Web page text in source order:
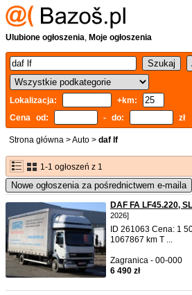
Ulubione ogłoszenia, Moje ogłoszenia
Lokalizacja:
+km:
Cena od:
- do: zł
Strona główna >Auto > daf lf
1-1 ogłoszeń z 1
Nowe ogłoszenia za pośrednictwem e-maila
DAF FA LF45.220,
2026]
ID 261063 Cena: 1
1067867 km T ...
Zagranica - 00-000
6 490 zł